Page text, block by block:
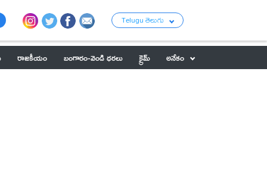
Telugu తెలుగు
రాజకీయం బంగారం-వెండి ధరలు క్రైమ్
అనేకం